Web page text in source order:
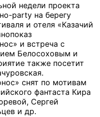
недели проекта
party на берегу
и отеля «Казачий
и встреча с
Белосоховым и
также посетит
снят по мотивам
фантаста Кира
Сергей
и др.